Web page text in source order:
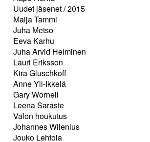
Uudet jäsenet / 2015
Maija Tammi
Juha Metso
Eeva Karhu
Juha Arvid Helminen
Lauri Eriksson
Kira Gluschkoff
Anne Yli-Ikkelä
Gary Wornell
Leena Saraste
Valon houkutus
Johannes Wilenius
Jouko Lehtola